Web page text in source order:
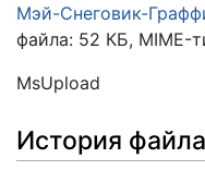
Мэй-Снеговик-
файла: 52 КБ, MIME-
MsUpload
История файла